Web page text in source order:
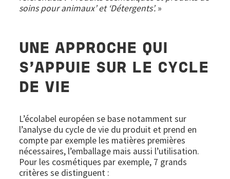
soins pour animaux’ et ‘Détergents’. »
UNE APPROCHE QUI
S’APPUIE SUR LE CYCLE
DE VIE
L’écolabel européen se base notamment sur
l’analyse du cycle de vie du produit et prend en
compte par exemple les matières premières
nécessaires, l’emballage mais aussi l’utilisation.
Pour les cosmétiques par exemple, 7 grands
critères se distinguent :